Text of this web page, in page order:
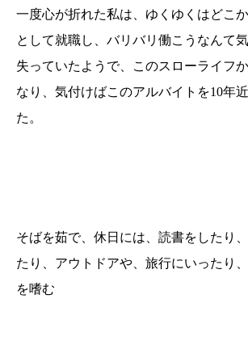
一度心が折れた私は、ゆくゆくはどこ
として就職し、バリバリ働こうなんて
失っていたようで、このスローライフ
なり、気付けばこのアルバイトを10年
た。
そばを茹で、休日には、読書をしたり
たり、アウトドアや、旅行にいったり
を嗜む